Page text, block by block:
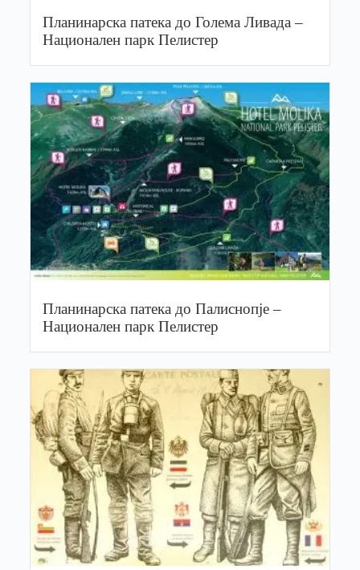
Планинарска патека до Голема Ливада –
Национален парк Пелистер
Планинарска патека до Палиснопје –
Национален парк Пелистер